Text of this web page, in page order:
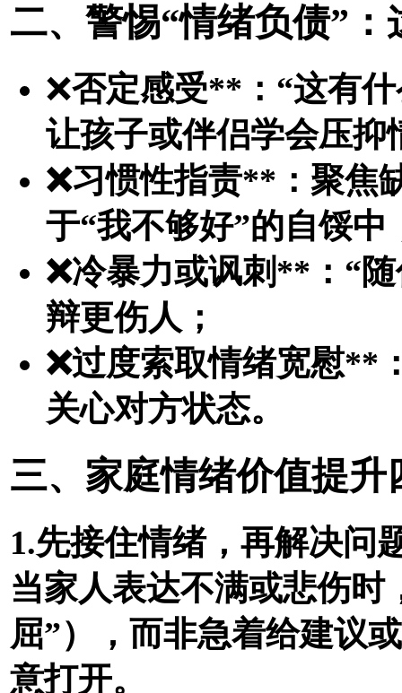
二、警惕“情绪负债”
❌否定感受**：“这有
让孩子或伴侣学会压抑
❌习惯性指责**：聚焦
于“我不够好”的自馁中
❌冷暴力或讽刺**：“
辩更伤人；
❌过度索取情绪宽慰**
关心对方状态。
三、家庭情绪价值提升
1.先接住情绪，再解决问
当家人表达不满或悲伤
屈”），而非急着给建议
意打开。